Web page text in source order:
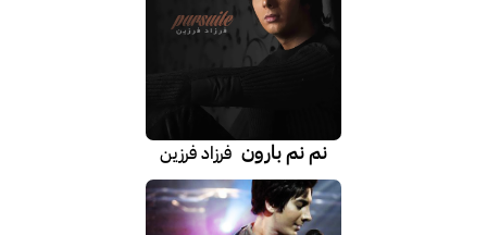
نم نم بارون فرزاد فرزین